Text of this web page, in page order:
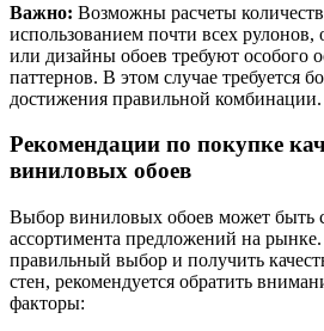
Важно: Возможны расчеты
использованием почти всех рулонов,
или дизайны обоев требуют особого
паттернов. В этом случае требуется
достижения правильной комбинации.
Рекомендации по покупке
виниловых обоев
Выбор виниловых обоев может быть
ассортимента предложений на
правильный выбор и получить
стен, рекомендуется обратить
факторы: